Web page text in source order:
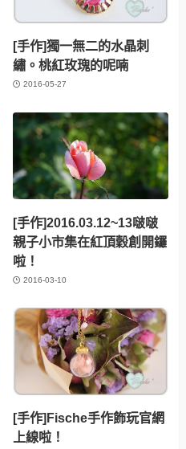
[手作]獨一無二的水晶刺
繡。桃紅玫瑰的呢喃
2016-05-27
[手作]2016.03.12~13啵啵
親子小市集在紅頂穀創開鑼
啦！
2016-03-10
[手作]Fische手作飾玩官網
上線啦！